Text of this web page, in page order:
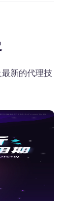
新的代理技